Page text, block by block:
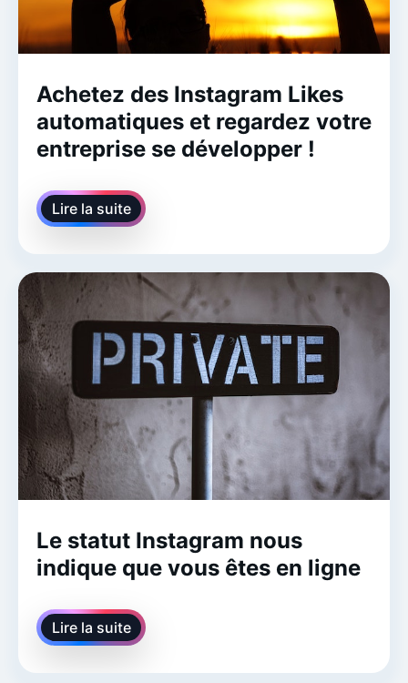
Achetez des Instagram Likes
automatiques et regardez votre
entreprise se développer !
Lire la suite
Le statut Instagram nous
indique que vous êtes en ligne
Lire la suite